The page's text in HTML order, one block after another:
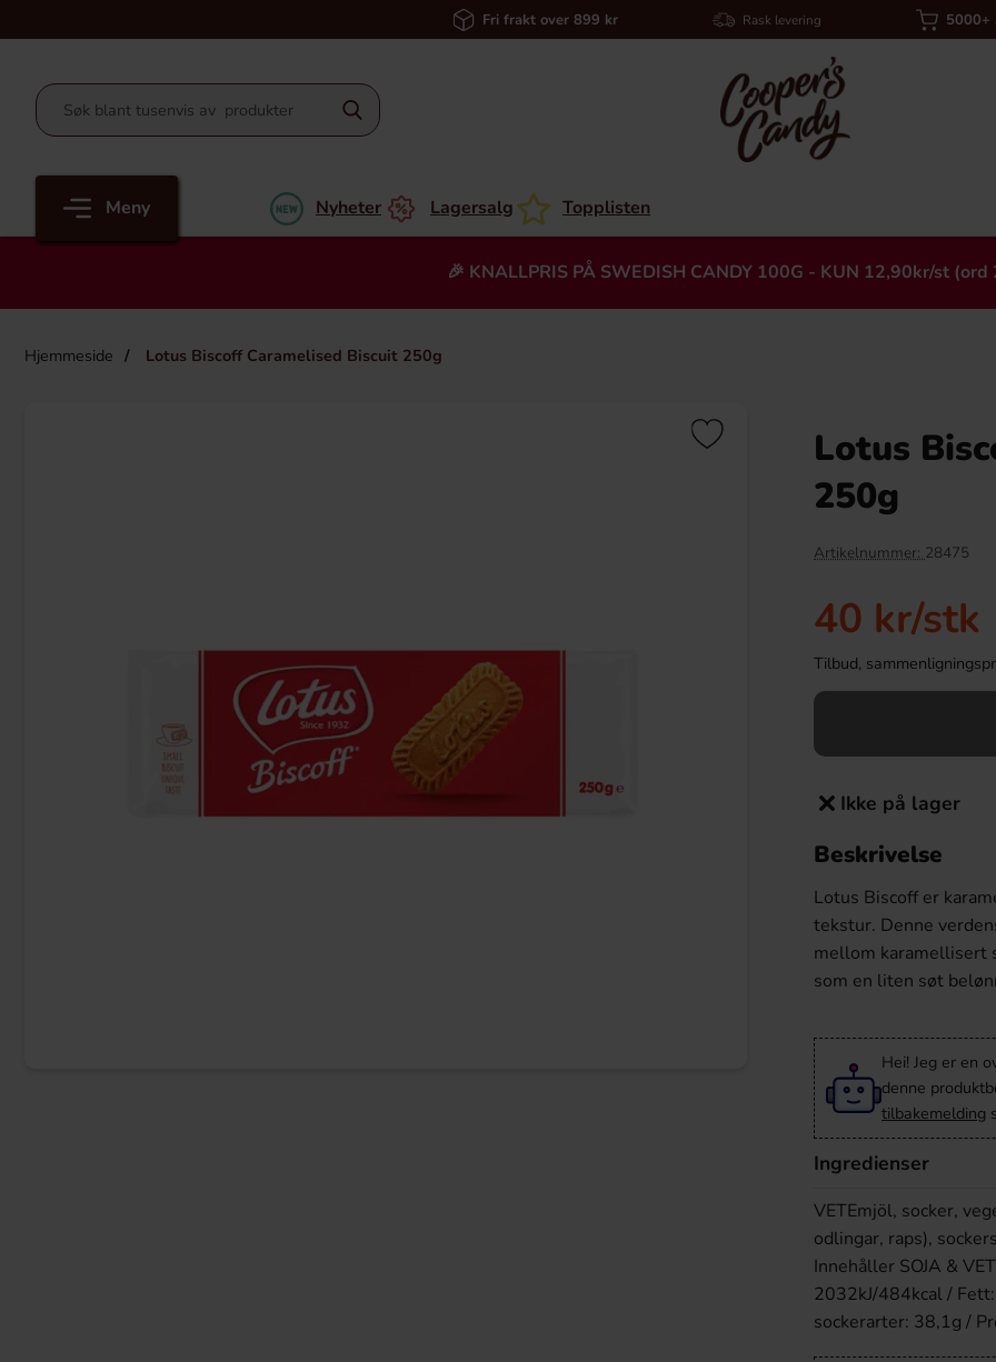
Fri frakt over 899 kr Rask levering 5000+
Meny Nyheter Lagersalg Topplisten
🎉 KNALLPRIS PÅ SWEDISH CANDY 100G - KUN 12,90kr/st (ord
Hjemmeside Lotus Biscoff Caramelised Biscuit 250g
Heading
Frylight Olive Oil Spray 190ml
Baileys Truffles Salted Caramel Tube
OLW Dippmix Cheez Original 23g
15.90 kr
Lotus
250g
Artikelnummer: 28475
40 kr/stk
Tilbud,
Ikke på lager
Beskrivelse
Lotus Biscoff er
tekstur. Denne
mellom karamellisert
som en liten søt
Hei! Jeg er en
denne
tilbakemelding
Ingredienser
VETEmjöl, socker,
odlingar, raps),
Innehåller SOJA &
2032kJ/484kcal /
sockerarter: 38,1g /